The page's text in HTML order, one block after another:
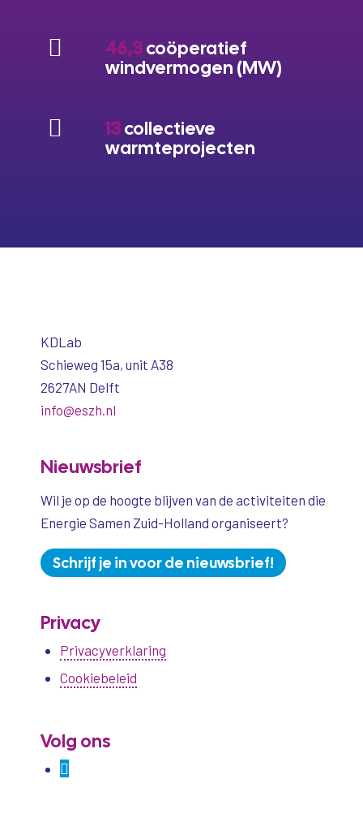
46,3coöperatief
windvermogen (MW)
13collectieve
warmteprojecten
KDLab
Schieweg 15a, unit A38
2627AN Delft
info@eszh.nl
Nieuwsbrief
Wil je op de hoogte blijven van de activiteiten die
Energie Samen Zuid-Holland organiseert?
Schrijf je in voor de nieuwsbrief!
Privacy
Privacyverklaring
Cookiebeleid
Volg ons